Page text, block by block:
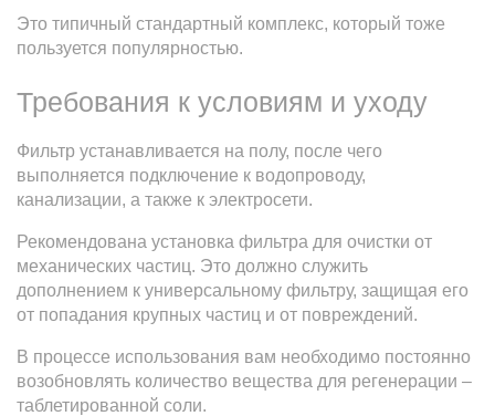
Это типичный стандартный комплекс, который тоже
пользуется популярностью.
Требования к условиям и уходу
Фильтр устанавливается на полу, после чего
выполняется подключение к водопроводу,
канализации, а также к электросети.
Рекомендована установка фильтра для очистки от
механических частиц. Это должно служить
дополнением к универсальному фильтру, защищая его
от попадания крупных частиц и от повреждений.
В процессе использования вам необходимо постоянно
возобновлять количество вещества для регенерации –
таблетированной соли.